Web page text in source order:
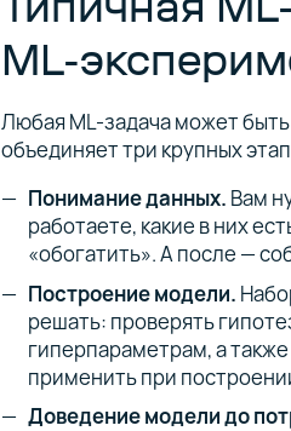
ML-
Любая ML-задача может
объединяет три крупных
Понимание данных. Вам
работаете, какие в них
«обогатить». А после —
Построение модели.
решать: проверять
гиперпараметрам, а
применить при
Доведение модели до